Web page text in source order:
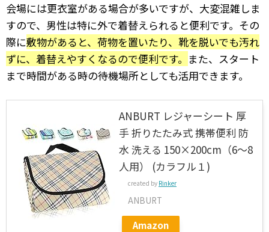
会場には更衣室がある場合が多いですが、大変混雑しま
すので、男性は特に外で着替えられると便利です。その
際に敷物があると、荷物を置いたり、靴を脱いでも汚れ
ずに、着替えやすくなるので便利です。 また、スタート
まで時間がある時の待機場所としても活用できます。
ANBURT レジャーシート 厚
手 折りたたみ式 携帯便利 防
水 洗える 150×200cm（6～8
人用） (カラフル１)
created by Rinker
ANBURT
Amazon